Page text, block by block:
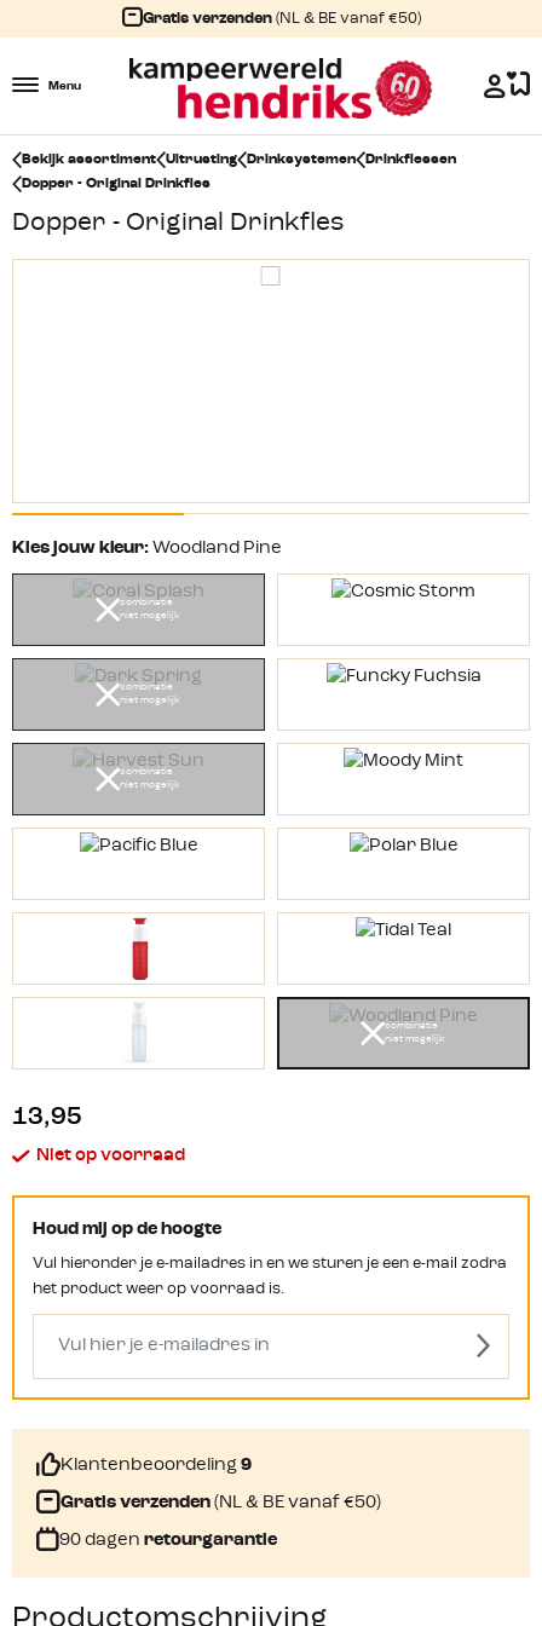
Gratis verzenden (NL & BE vanaf €50)
Menu
Bekijk assortiment Uitrusting Drinksystemen
Drinkflessen
Dopper - Original Drinkfles
Dopper - Original Drinkfles
Kies jouw kleur: Woodland Pine
combinatie
niet mogelijk
combinatie
niet mogelijk
combinatie
niet mogelijk
combinatie
niet mogelijk
13,95
Niet op voorraad
Houd mij op de hoogte
Vul hieronder je e-mailadres in en we sturen je een e-mail zodra
het product weer op voorraad is.
Klantenbeoordeling 9
Gratis verzenden (NL & BE vanaf €50)
90 dagen retourgarantie
Productomschrijving